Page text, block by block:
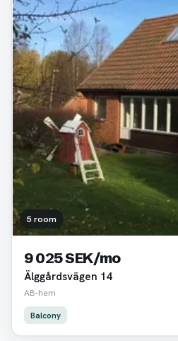
5 room
9 025 SEK/mo
Älggårdsvägen 14
AB-hem
Balcony